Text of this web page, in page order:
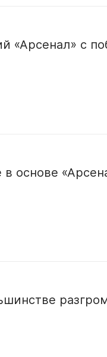
«Арсенал» с
основе